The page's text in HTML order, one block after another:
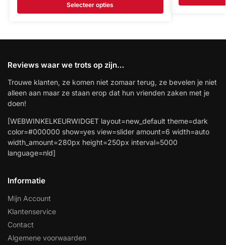
Selecteer opties
Reviews waar we trots op zijn…
Trouwe klanten, ze komen niet zomaar terug, ze bevelen je niet
alleen aan maar ze staan erop dat hun vrienden zaken met je
doen!
[WEBWINKELKEURWIDGET layout=new_default theme=dark
color=#000000 show=yes view=slider amount=6 width=auto
width_amount=280px height=250px interval=5000
language=nld]
Informatie
Mijn Account
Klantenservice
Contact
Algemene voorwaarden